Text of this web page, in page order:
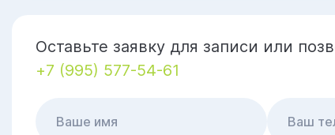
Оставьте заявку для записи или
+7 (995) 577-54-61